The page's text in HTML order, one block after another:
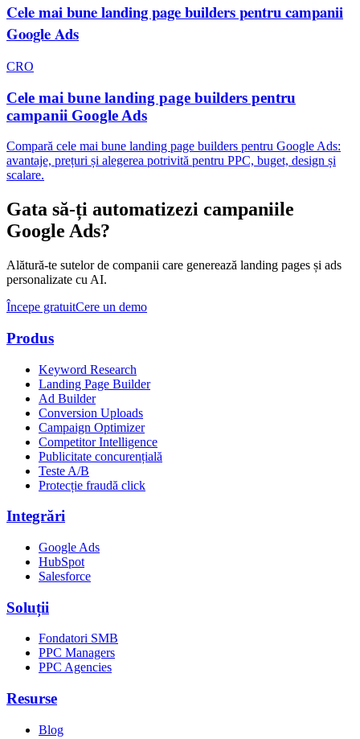
Cele mai bune landing page builders pentru campanii
Google Ads
CRO
Cele mai bune landing page builders pentru
campanii Google Ads
Compară cele mai bune landing page builders pentru Google Ads:
avantaje, prețuri și alegerea potrivită pentru PPC, buget, design și
scalare.
Gata să-ți automatizezi campaniile
Google Ads?
Alătură-te sutelor de companii care generează landing pages și ads
personalizate cu AI.
Începe gratuitCere un demo
Produs
Keyword Research
Landing Page Builder
Ad Builder
Conversion Uploads
Campaign Optimizer
Competitor Intelligence
Publicitate concurențială
Teste A/B
Protecție fraudă click
Integrări
Google Ads
HubSpot
Salesforce
Soluții
Fondatori SMB
PPC Managers
PPC Agencies
Resurse
Blog